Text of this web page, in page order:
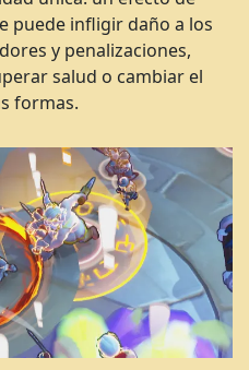
puede infligir daño a los
y penalizaciones,
salud o cambiar el
formas.